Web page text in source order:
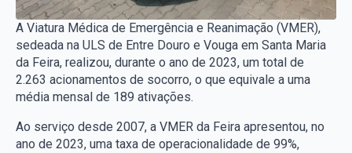
A Viatura Médica de Emergência e Reanimação (VMER),
sedeada na ULS de Entre Douro e Vouga em Santa Maria
da Feira, realizou, durante o ano de 2023, um total de
2.263 acionamentos de socorro, o que equivale a uma
média mensal de 189 ativações.
Ao serviço desde 2007, a VMER da Feira apresentou, no
ano de 2023, uma taxa de operacionalidade de 99%,